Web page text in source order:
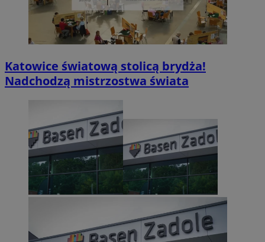
Katowice światową stolicą brydża!
Nadchodzą mistrzostwa świata